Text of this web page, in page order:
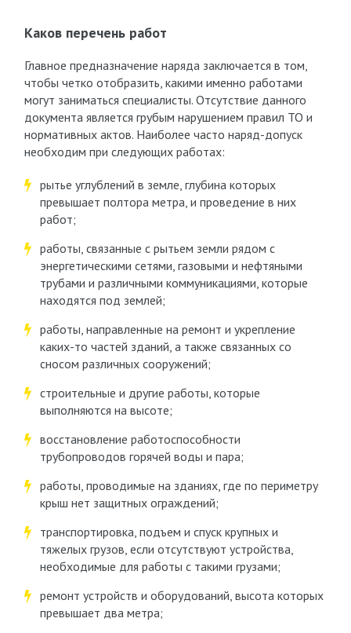
Каков перечень работ
Главное предназначение наряда заключается в том,
чтобы четко отобразить, какими именно работами
могут заниматься специалисты. Отсутствие данного
документа является грубым нарушением правил ТО и
нормативных актов. Наиболее часто наряд-допуск
необходим при следующих работах:
рытье углублений в земле, глубина которых
превышает полтора метра, и проведение в них
работ;
работы, связанные с рытьем земли рядом с
энергетическими сетями, газовыми и нефтяными
трубами и различными коммуникациями, которые
находятся под землей;
работы, направленные на ремонт и укрепление
каких-то частей зданий, а также связанных со
сносом различных сооружений;
строительные и другие работы, которые
выполняются на высоте;
восстановление работоспособности
трубопроводов горячей воды и пара;
работы, проводимые на зданиях, где по периметру
крыш нет защитных ограждений;
транспортировка, подъем и спуск крупных и
тяжелых грузов, если отсутствуют устройства,
необходимые для работы с такими грузами;
ремонт устройств и оборудований, высота которых
превышает два метра;